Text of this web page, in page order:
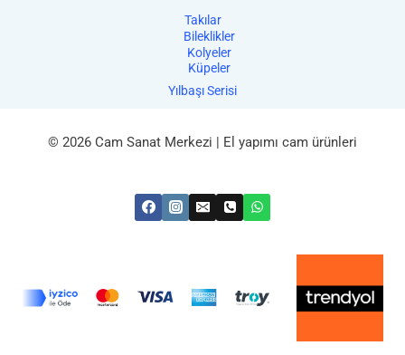
Takılar
Bileklikler
Kolyeler
Küpeler
Yılbaşı Serisi
© 2026 Cam Sanat Merkezi | El yapımı cam ürünleri